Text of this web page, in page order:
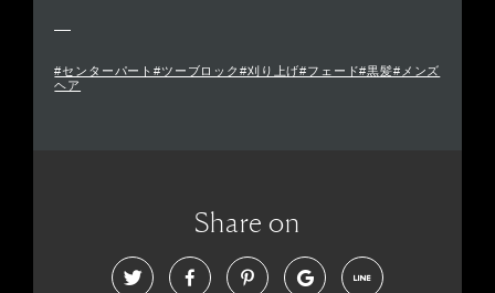
#センターパート#ツーブロック#刈り上げ#フェード#黒髪#メンズ
ヘア
Share on